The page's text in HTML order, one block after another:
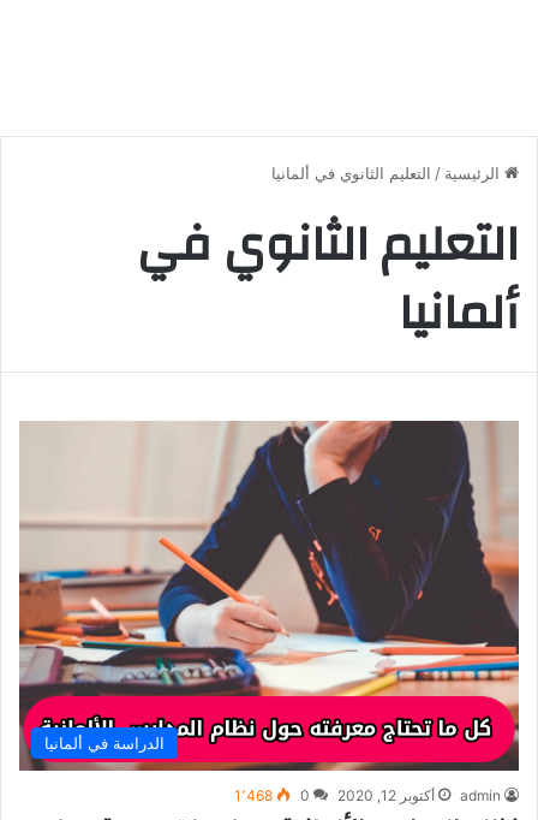
الرئيسية / التعليم الثانوي في ألمانيا
التعليم الثانوي في
ألمانيا
الدراسة في ألمانيا
admin أكتوبر 12, 2020 0 1٬468